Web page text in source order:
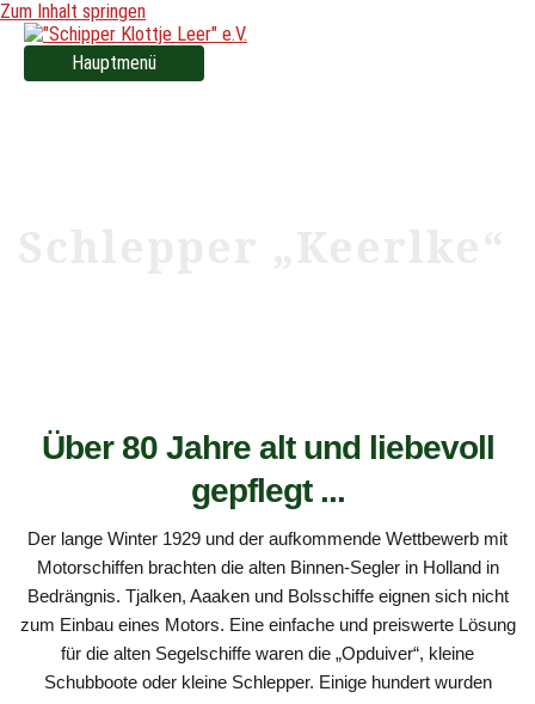
Zum Inhalt springen
Hauptmenü
Über 80 Jahre alt und liebevoll
gepflegt ...
Der lange Winter 1929 und der aufkommende Wettbewerb mit
Motorschiffen brachten die alten Binnen-Segler in Holland in
Bedrängnis. Tjalken, Aaaken und Bolsschiffe eignen sich nicht
zum Einbau eines Motors. Eine einfache und preiswerte Lösung
für die alten Segelschiffe waren die „Opduiver“, kleine
Schubboote oder kleine Schlepper. Einige hundert wurden